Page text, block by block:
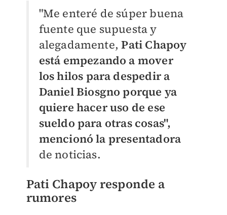
"Me enteré de súper buena
fuente que supuesta y
alegadamente,Pati Chapoy
está empezando a mover
los hilos para despedir a
Daniel Biosgno porque ya
quiere hacer uso de ese
sueldo para otras cosas",
mencionó la presentadora
de noticias.
Pati Chapoy responde a
rumores